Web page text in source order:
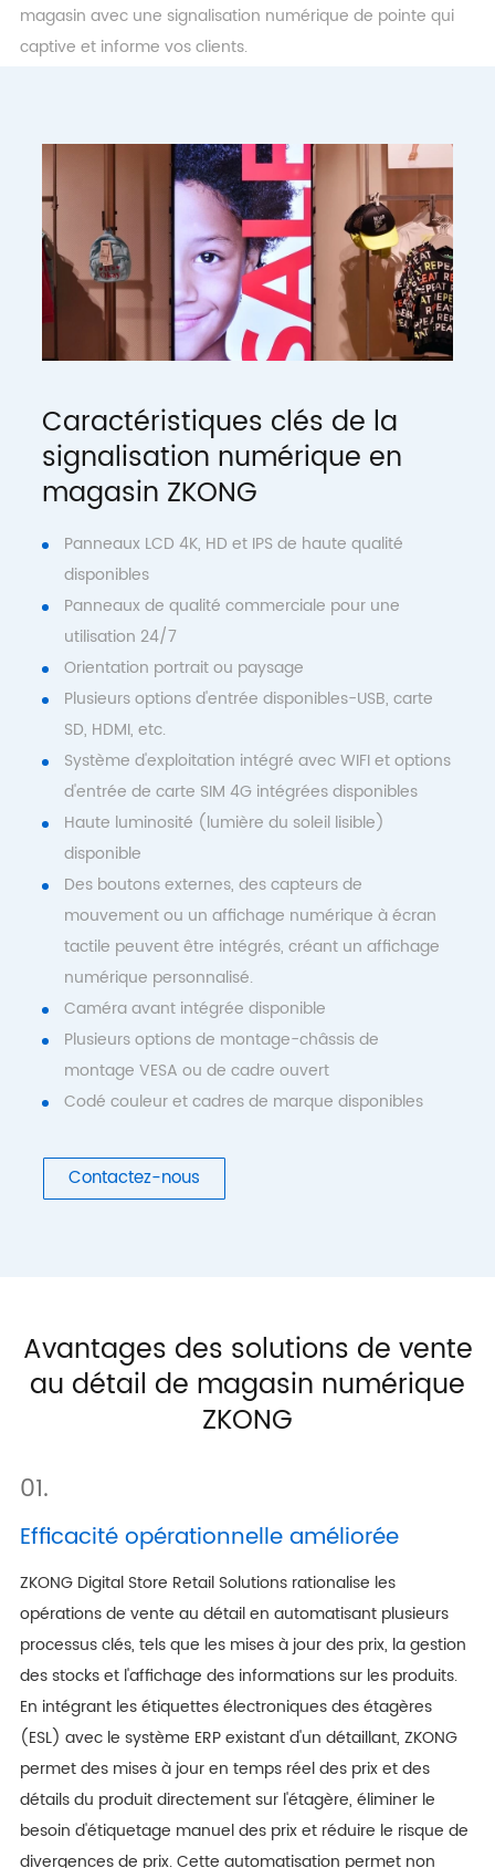
magasin avec une signalisation numérique de pointe qui
captive et informe vos clients.
Caractéristiques clés de la
signalisation numérique en
magasin ZKONG
Panneaux LCD 4K, HD et IPS de haute qualité
disponibles
Panneaux de qualité commerciale pour une
utilisation 24/7
Orientation portrait ou paysage
Plusieurs options d'entrée disponibles-USB, carte
SD, HDMI, etc.
Système d'exploitation intégré avec WIFI et options
d'entrée de carte SIM 4G intégrées disponibles
Haute luminosité (lumière du soleil lisible)
disponible
Des boutons externes, des capteurs de
mouvement ou un affichage numérique à écran
tactile peuvent être intégrés, créant un affichage
numérique personnalisé.
Caméra avant intégrée disponible
Plusieurs options de montage-châssis de
montage VESA ou de cadre ouvert
Codé couleur et cadres de marque disponibles
Contactez-nous
Avantages des solutions de vente
au détail de magasin numérique
ZKONG
01.
Efficacité opérationnelle améliorée
ZKONG Digital Store Retail Solutions rationalise les
opérations de vente au détail en automatisant plusieurs
processus clés, tels que les mises à jour des prix, la gestion
des stocks et l'affichage des informations sur les produits.
En intégrant les étiquettes électroniques des étagères
(ESL) avec le système ERP existant d'un détaillant, ZKONG
permet des mises à jour en temps réel des prix et des
détails du produit directement sur l'étagère, éliminer le
besoin d'étiquetage manuel des prix et réduire le risque de
divergences de prix. Cette automatisation permet non